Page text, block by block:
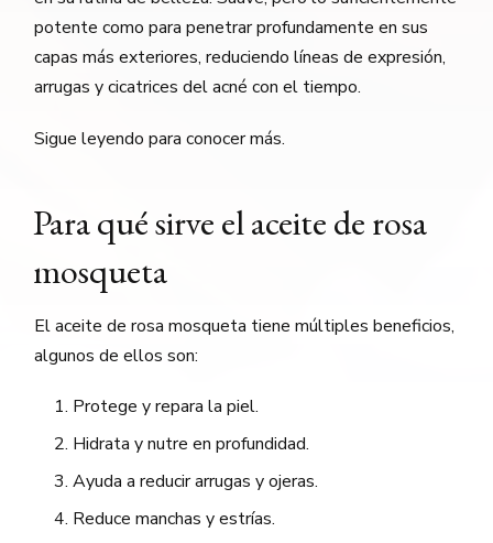
potente como para penetrar profundamente en sus
capas más exteriores, reduciendo líneas de expresión,
arrugas y cicatrices del acné con el tiempo.
Sigue leyendo para conocer más.
Para qué sirve el aceite de rosa
mosqueta
El aceite de rosa mosqueta tiene múltiples beneficios,
algunos de ellos son:
Protege y repara la piel.
Hidrata y nutre en profundidad.
Ayuda a reducir arrugas y ojeras.
Reduce manchas y estrías.